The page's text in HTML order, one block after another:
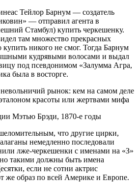
Тейлор Барнум — создатель
— отправил агента в
Стамбул) купить черкешенку.
там множество прекрасных
никого не смог. Тогда Барнум
кудрявыми волосами и выдал
под псевдонимом «Залумма Агра,
была в восторге.
Мэтью Брэди, 1870-е годы
что другие цирки,
немедленно последовали
лже-черкешенки с именами на «З»
такими должны быть имена
если не сотни актрис
же образ по всей Америке и Европе.